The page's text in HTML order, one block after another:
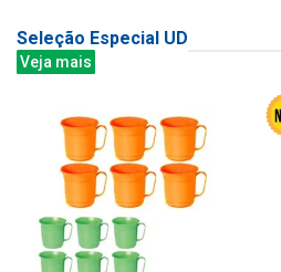
Seleção Especial UD
Veja mais